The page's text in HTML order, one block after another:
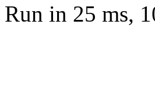
Run in 25 ms,